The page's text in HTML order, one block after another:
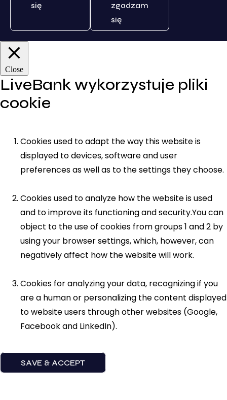
się
zgadzam
się
Close
LiveBank wykorzystuje pliki
cookie
Cookies used to adapt the way this website is
displayed to devices, software and user
preferences as well as to the settings they choose.
Cookies used to analyze how the website is used
and to improve its functioning and security.You can
object to the use of cookies from groups 1 and 2 by
using your browser settings, which, however, can
negatively affect how the website will work.
Cookies for analyzing your data, recognizing if you
are a human or personalizing the content displayed
to website users through other websites (Google,
Facebook and LinkedIn).
SAVE & ACCEPT